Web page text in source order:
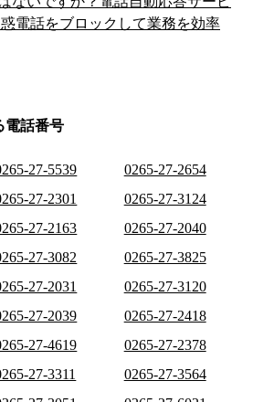
電話をブロックして業務を効率
電話番号
27-5539
0265-27-2654
27-2301
0265-27-3124
27-2163
0265-27-2040
27-3082
0265-27-3825
27-2031
0265-27-3120
27-2039
0265-27-2418
27-4619
0265-27-2378
27-3311
0265-27-3564